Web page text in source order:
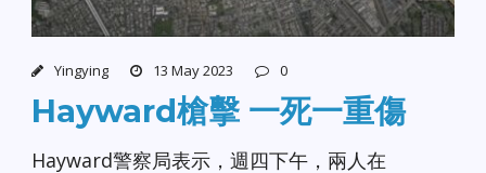
Yingying 13 May 2023 0
Hayward槍擊 一死一重傷
Hayward警察局表示，週四下午，兩人在